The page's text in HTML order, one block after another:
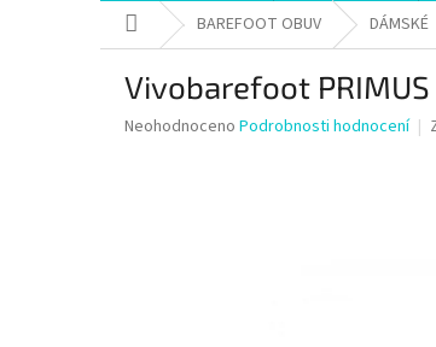
Domů BAREFOOT OBUV DÁMSKÉ
Vivobarefoot PRIMUS
Průměrné
Neohodnoceno Podrobnosti hodnocení